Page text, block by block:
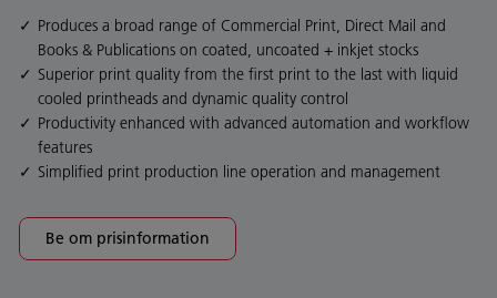
Produces a broad range of Commercial Print, Direct Mail and
Books & Publications on coated, uncoated + inkjet stocks
Superior print quality from the first print to the last with liquid
cooled printheads and dynamic quality control
Productivity enhanced with advanced automation and workflow
features
Simplified print production line operation and management
Be om prisinformation